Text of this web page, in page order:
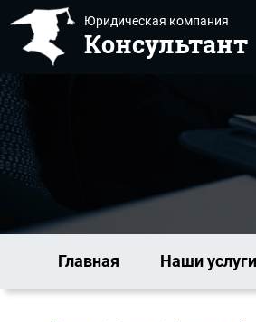
Юридическая компания
Консультант
Главная Наши услуги